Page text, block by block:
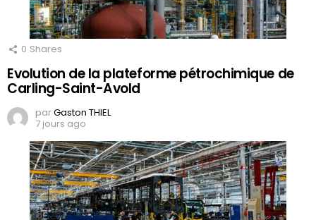
0 Shares
Evolution de la plateforme pétrochimique de
Carling-Saint-Avold
parGaston THIEL
7 jours ago